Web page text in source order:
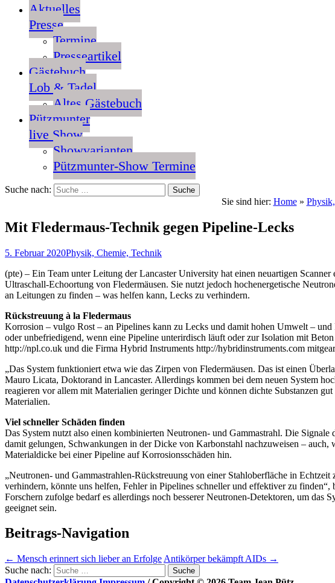
Aktuelles
Presse
Termine
Presseartikel
Gästebuch
Lob & Tadel
Altes Gästebuch
Pützmunter
live Show
Showvarianten
Pützmunter-Show Termine
Suche nach:
Sie sind hier: Home»
Mit Fledermaus-Technik gegen Pipeline-Lecks
5. Februar 2020Physik, Chemie, Technik
(pte) – Ein Team unter Leitung der Lancaster University hat einen neuartigen
Ultraschall-Echoortung von Fledermäusen. Sie nutzt jedoch hochenergetische
an Leitungen zu finden – was helfen kann, Lecks zu verhindern.
Rückstreuung à la Fledermaus
Korrosion – vulgo Rost – an Pipelines kann zu Lecks und damit hohen Umwelt –
oder unbefriedigend, wenn eine Pipeline unterirdisch läuft oder zur Isolation mit
http://npl.co.uk und die Firma Hybrid Instruments http://hybridinstruments.com
„Das System funktioniert etwa wie das Zirpen von Fledermäusen. Das ist einen
Mauro Licata, Doktorand in Lancaster. Allerdings kommen bei dem neuen System
reagieren vor allem mit Materialien geringer Dichte und können dichte Substanzen
Materialien.
Viel schneller Schäden finden
Das System nutzt also einen kombinierten Neutronen- und Gammastrahl. Die
damit gelungen, Schwankungen in der Dicke von Karbonstahl nachzuweisen –
Materialdicke bei einer Pipeline auf Korrosionsschäden hin.
„Neutronen- und Gammastrahlen-Rückstreuung von einer Stahloberfläche in
verhindern, könnte uns helfen, Fehler in Pipelines schneller und effektiver zu
Forschern zufolge bedarf es allerdings noch besserer Neutronen-Detektoren, um
geeignet sein.
Beitrags-Navigation
← Mensch erinnert sich lieber an Erfolge Antikörper bekämpft AIDs →
Suche nach: